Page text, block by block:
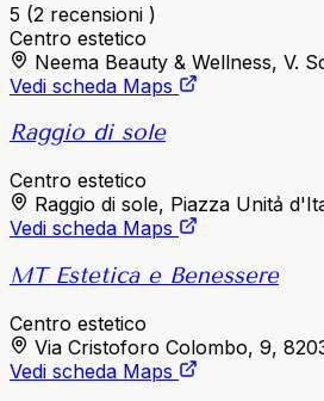
5 (2 recensioni )
Centro estetico
Neema Beauty & Wellness, V.
Vedi scheda Maps
Raggio di sole
Centro estetico
Raggio di sole, Piazza Unitẚ
Vedi scheda Maps
MT Estetica e Benessere
Centro estetico
Via Cristoforo Colombo, 9,
Vedi scheda Maps